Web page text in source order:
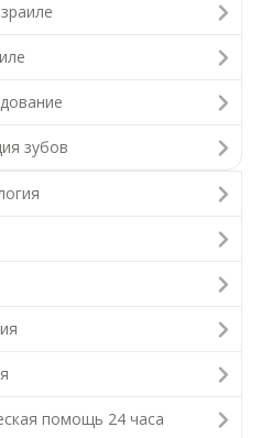
зубов
помощь 24 часа